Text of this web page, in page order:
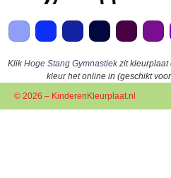
KlikHoge Stang Gymnastiekzit kleurplaat
kleur het online in (geschikt
© 2026 – KinderenKleurplaat.nl